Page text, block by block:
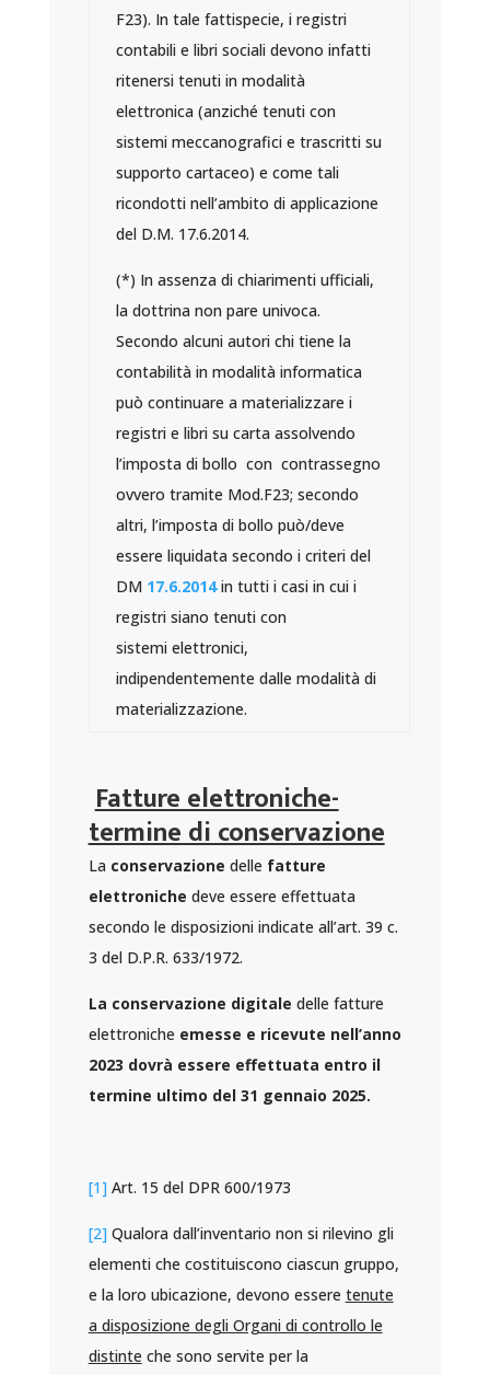
F23). In tale fattispecie, i registri
contabili e libri sociali devono infatti
ritenersi tenuti in modalità
elettronica (anziché tenuti con
sistemi meccanografici e trascritti su
supporto cartaceo) e come tali
ricondotti nell’ambito di applicazione
del D.M. 17.6.2014.
(*) In assenza di chiarimenti ufficiali,
la dottrina non pare univoca.
Secondo alcuni autori chi tiene la
contabilità in modalità informatica
può continuare a materializzare i
registri e libri su carta assolvendo
l’imposta di bollo con contrassegno
ovvero tramite Mod.F23; secondo
altri, l’imposta di bollo può/deve
essere liquidata secondo i criteri del
DM 17.6.2014in tutti i casi in cui i
registri siano tenuti con
sistemi elettronici,
indipendentemente dalle modalità di
materializzazione.
Fatture elettroniche-
termine di conservazione
La conservazione delle fatture
elettroniche deve essere effettuata
secondo le disposizioni indicate all’art. 39 c.
3 del D.P.R. 633/1972.
La conservazione digitale delle fatture
elettroniche emesse e ricevute nell’anno
2023 dovrà essere effettuata entro il
termine ultimo del 31 gennaio 2025.
[1] Art. 15 del DPR 600/1973
[2] Qualora dall’inventario non si rilevino gli
elementi che costituiscono ciascun gruppo,
e la loro ubicazione, devono essere tenute
a disposizione degli Organi di controllo le
distinte che sono servite per la